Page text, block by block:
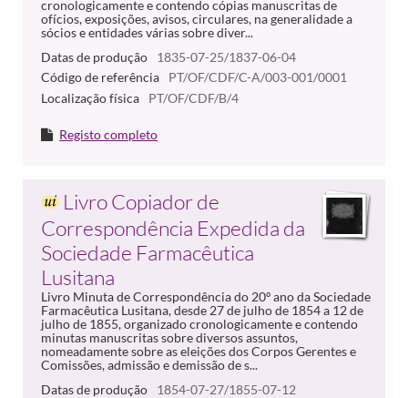
cronologicamente e contendo cópias manuscritas de
ofícios, exposições, avisos, circulares, na generalidade a
sócios e entidades várias sobre diver...
Datas de produção
1835-07-25/1837-06-04
Código de referência
PT/OF/CDF/C-A/003-001/0001
Localização física
PT/OF/CDF/B/4
Registo completo
Livro Copiador de
Correspondência Expedida da
Sociedade Farmacêutica
Lusitana
Livro Minuta de Correspondência do 20º ano da Sociedade
Farmacêutica Lusitana, desde 27 de julho de 1854 a 12 de
julho de 1855, organizado cronologicamente e contendo
minutas manuscritas sobre diversos assuntos,
nomeadamente sobre as eleições dos Corpos Gerentes e
Comissões, admissão e demissão de s...
Datas de produção
1854-07-27/1855-07-12